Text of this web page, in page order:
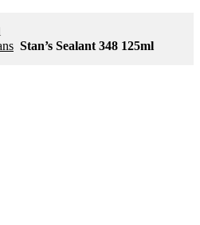
Stan’s Sealant 348 125ml